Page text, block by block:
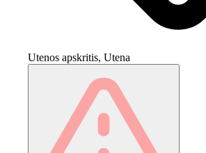
Utenos apskritis, Utena